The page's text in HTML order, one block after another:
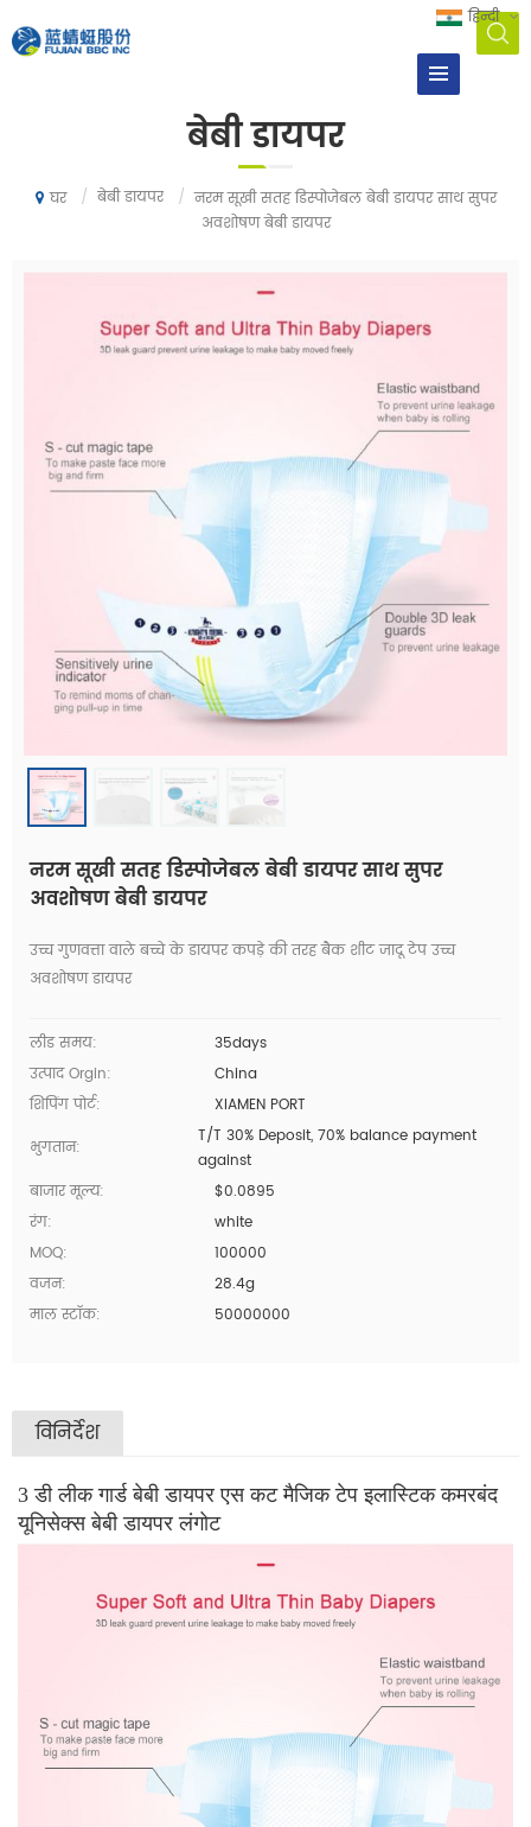
हिन्दी
बेबी डायपर
घर / बेबी डायपर / नरम सूखी सतह डिस्पोजेबल बेबी डायपर साथ सुपर
अवशोषण बेबी डायपर
नरम सूखी सतह डिस्पोजेबल बेबी डायपर साथ सुपर
अवशोषण बेबी डायपर
उच्च गुणवत्ता वाले बच्चे के डायपर कपड़े की तरह बैक शीट जादू टेप उच्च
अवशोषण डायपर
लीड समय:
35days
उत्पाद Orgin:
China
शिपिंग पोर्ट:
XIAMEN PORT
भुगतान:
T/T 30% Deposit, 70% balance payment
against
बाजार मूल्य:
$0.0895
रंग:
white
MOQ:
100000
वजन:
28.4g
माल स्टॉक:
50000000
विनिर्देश
3 डी लीक गार्ड बेबी डायपर एस कट मैजिक टेप इलास्टिक कमरबंद
यूनिसेक्स बेबी डायपर लंगोट